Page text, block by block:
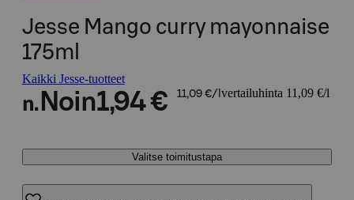
Jesse Mango curry mayonnaise
175ml
Kaikki Jesse-tuotteet
n. Noin1,94 € 11,09 €/l vertailuhinta 11,09 €/l
Valitse toimitustapa